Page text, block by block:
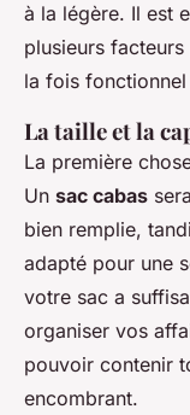
à la légère. Il est
plusieurs
la fois
La taille et la
La première
Un sac cabas
bien remplie,
adapté pour une
votre sac a
organiser vos
pouvoir contenir
encombrant.